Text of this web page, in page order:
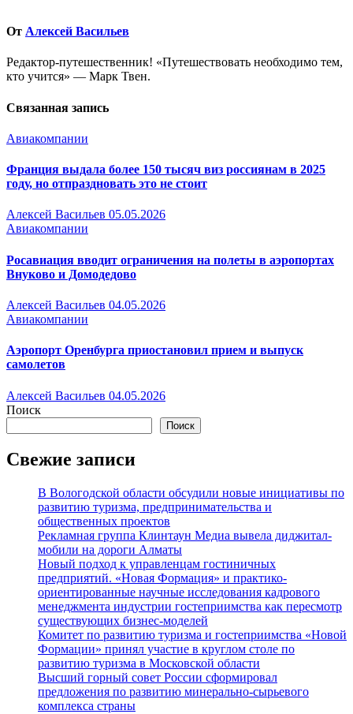
От Алексей Васильев
Редактор-путешественник! «Путешествовать необходимо тем,
кто учится» — Марк Твен.
Связанная запись
Авиакомпании
Франция выдала более 150 тысяч виз россиянам в 2025
году, но отпраздновать это не стоит
Алексей Васильев 05.05.2026
Авиакомпании
Росавиация вводит ограничения на полеты в аэропортах
Внуково и Домодедово
Алексей Васильев 04.05.2026
Авиакомпании
Аэропорт Оренбурга приостановил прием и выпуск
самолетов
Алексей Васильев 04.05.2026
Поиск
Поиск
Свежие записи
В Вологодской области обсудили новые инициативы по
развитию туризма, предпринимательства и
общественных проектов
Рекламная группа Клинтаун Медиа вывела диджитал-
мобили на дороги Алматы
Новый подход к управленцам гостиничных
предприятий. «Новая Формация» и практико-
ориентированные научные исследования кадрового
менеджмента индустрии гостеприимства как пересмотр
существующих бизнес-моделей
Комитет по развитию туризма и гостеприимства «Новой
Формации» принял участие в круглом столе по
развитию туризма в Московской области
Высший горный совет России сформировал
предложения по развитию минерально-сырьевого
комплекса страны